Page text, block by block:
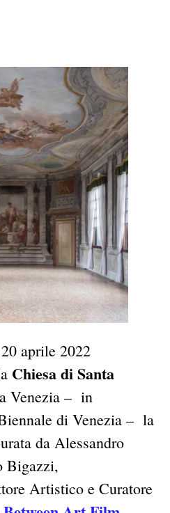
aprile 2022
Chiesa di Santa
a Venezia – in
di Venezia – la
da Alessandro
Bigazzi,
Artistico e Curatore